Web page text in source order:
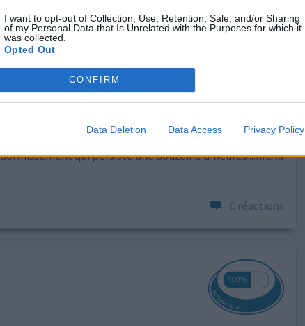
I want to opt-out of Collection, Use, Retention, Sale, and/or Sharing
of my Personal Data that Is Unrelated with the Purposes for which it
was collected.
Opted Out
CONFIRM
Data Deletion Data Access Privacy Policy
Efficacité
secondaires
D'abord traité à
est un
crises de
cas à condition de le prendre dès les premiers
qui persiste une douzaine d'heures...lire la
0 réactions